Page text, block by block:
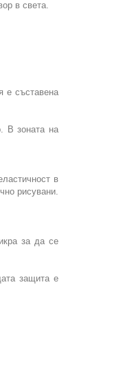
в света.
е съставена
В зоната на
в
рисувани.
за да се
защита е